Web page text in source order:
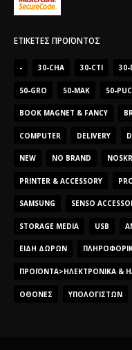
ΕΤΙΚΈΤΕΣ ΠΡΟΪΌΝΤΟΣ
- 30-CHA 30-CTI 30-
50-GRO 50-MAK 50-PUC
BOOK MAGNET & FANCY
COMPUTER DELIVERY
NEW NO BRAND NOSKR
PRINTER & ACCESSORY
SAMSUNG SENSO
STORAGE MEDIA USB
ΕΊΔΗ ΔΏΡΩΝ
ΠΡΟΪΌΝΤΑ>ΗΛΕΚΤΡΟΝΙΚΆ &
ΟΘΌΝΕΣ ΥΠΟΛΟΓΙΣΤΏΝ